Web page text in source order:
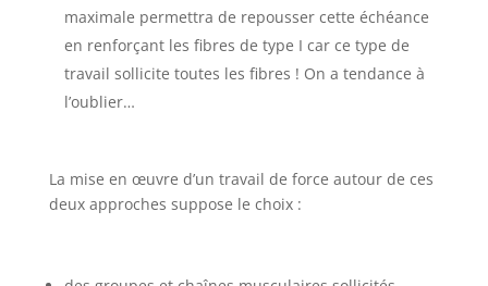
maximale permettra de repousser cette échéance
en renforçant les fibres de type I car ce type de
travail sollicite toutes les fibres ! On a tendance à
l’oublier…
La mise en œuvre d’un travail de force autour de ces
deux approches suppose le choix :